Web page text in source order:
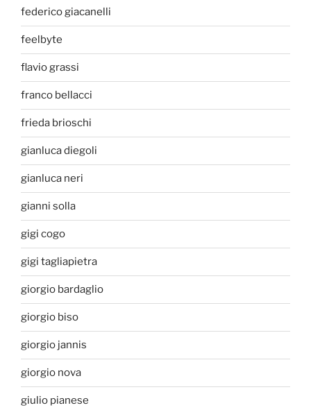
federico giacanelli
feelbyte
flavio grassi
franco bellacci
frieda brioschi
gianluca diegoli
gianluca neri
gianni solla
gigi cogo
gigi tagliapietra
giorgio bardaglio
giorgio biso
giorgio jannis
giorgio nova
giulio pianese